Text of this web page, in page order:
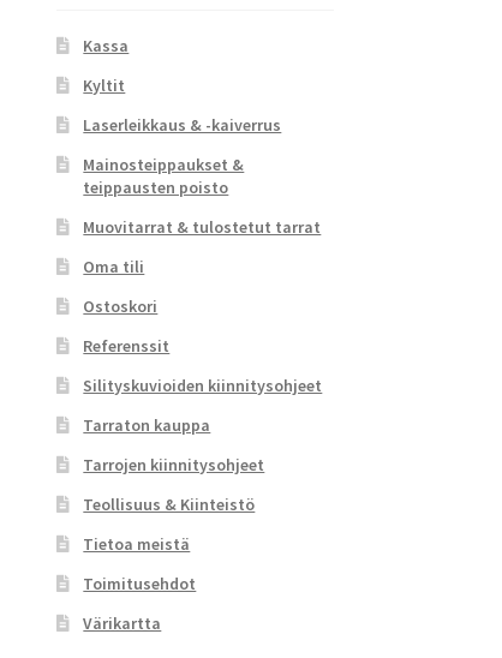
Kassa
Kyltit
Laserleikkaus & -kaiverrus
Mainosteippaukset &
teippausten poisto
Muovitarrat & tulostetut tarrat
Oma tili
Ostoskori
Referenssit
Silityskuvioiden kiinnitysohjeet
Tarraton kauppa
Tarrojen kiinnitysohjeet
Teollisuus & Kiinteistö
Tietoa meistä
Toimitusehdot
Värikartta